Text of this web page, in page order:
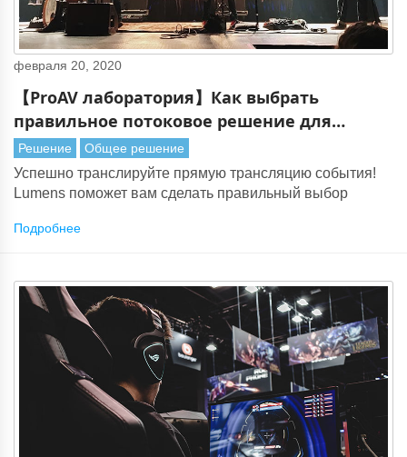
февраля 20, 2020
【ProAV лаборатория】Как выбрать
правильное потоковое решение для
живого события
Решение Общее решение
Успешно транслируйте прямую трансляцию события!
Lumens поможет вам сделать правильный выбор
Подробнее